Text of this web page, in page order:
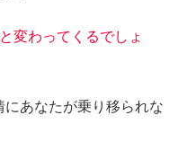
変わってくるでしょ
あなたが乗り移られな